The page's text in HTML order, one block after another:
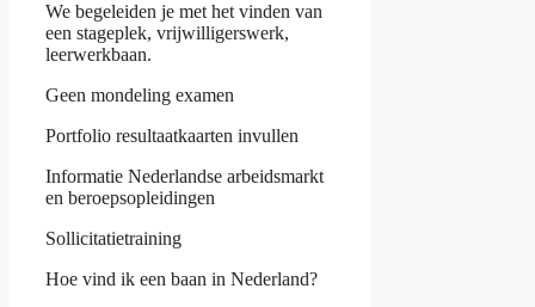
We begeleiden je met het vinden van
een stageplek, vrijwilligerswerk,
leerwerkbaan.
Geen mondeling examen
Portfolio resultaatkaarten invullen
Informatie Nederlandse arbeidsmarkt
en beroepsopleidingen
Sollicitatietraining
Hoe vind ik een baan in Nederland?